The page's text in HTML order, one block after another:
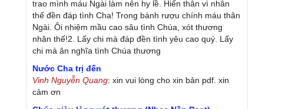
trao mình máu Ngài làm nên hy lề. Hiến thân vì nhân
thế đền đáp tình Cha! Trong bánh rượu chính máu thân
Ngài. Ôi nhiệm mầu cao sâu tình Chúa, xót thương
nhân thế!2. Lấy chi mà đáp đền tình yêu cao quý. Lấy
chi mà ân nghĩa tình Chúa thương
Nước Cha trị đến
Vinh Nguyễn Quang: xin vui lòng cho xin bản pdf. xin
cảm ơn